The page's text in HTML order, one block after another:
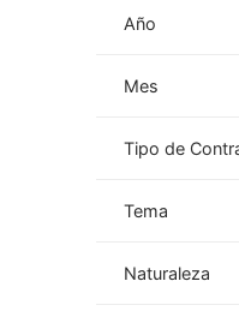
Año
Mes
Tipo de
Tema
Naturaleza